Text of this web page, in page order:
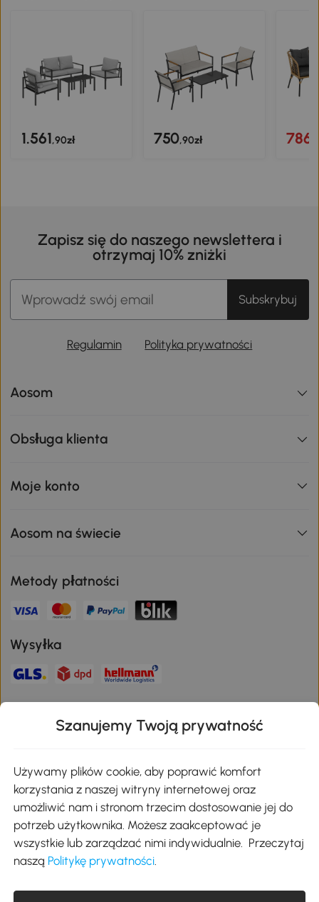
1.561,90zł 750,90zł 786
Zapisz się do naszego newslettera i
otrzymaj 10% zniżki
Subskrybuj
Regulamin Polityka prywatności
Aosom
Obsługa klienta
Moje konto
Aosom na świecie
Metody płatności
Wysyłka
Pobierz aplikację Aosom
Google Play
kontakt@aosom.pl
Szanujemy Twoją prywatność
Używamy plików cookie, aby poprawić komfort
korzystania z naszej witryny internetowej oraz
umożliwić nam i stronom trzecim dostosowanie jej do
potrzeb użytkownika. Możesz zaakceptować je
wszystkie lub zarządzać nimi indywidualnie. Przeczytaj
naszą Politykę prywatności.